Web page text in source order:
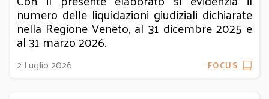
numero delle liquidazioni giudiziali dichiarate
nella Regione Veneto, al 31 dicembre 2025 e
al 31 marzo 2026.
2 Luglio 2026 FOCUS